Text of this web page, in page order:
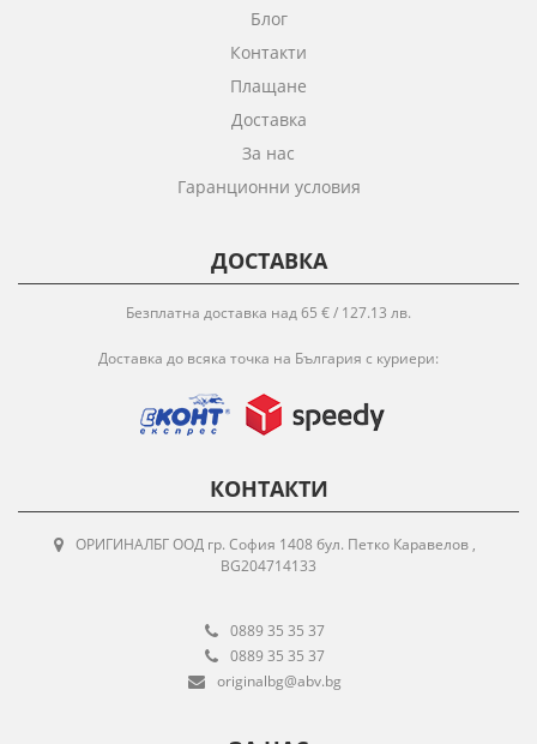
Блог
Контакти
Плащане
Доставка
За нас
Гаранционни условия
ДОСТАВКА
Безплатна доставка над 65 € / 127.13 лв.
Доставка до всяка точка на България с куриери:
КОНТАКТИ
ОРИГИНАЛБГ ООД гр. София 1408 бул. Петко Каравелов ,
BG204714133
0889 35 35 37
0889 35 35 37
originalbg@abv.bg